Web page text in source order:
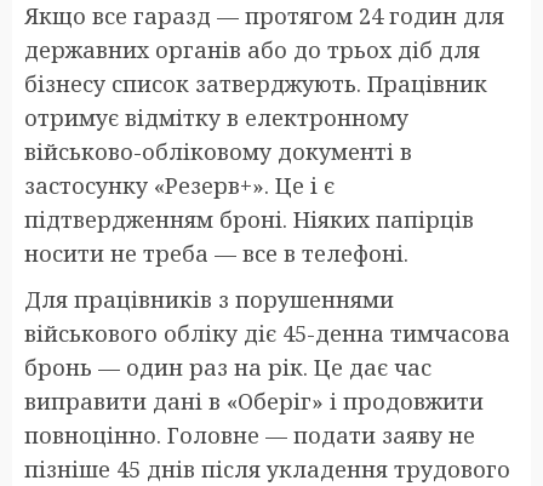
Якщо все гаразд — протягом 24 годин для
державних органів або до трьох діб для
бізнесу список затверджують. Працівник
отримує відмітку в електронному
військово-обліковому документі в
застосунку «Резерв+». Це і є
підтвердженням броні. Ніяких папірців
носити не треба — все в телефоні.
Для працівників з порушеннями
військового обліку діє 45-денна тимчасова
бронь — один раз на рік. Це дає час
виправити дані в «Оберіг» і продовжити
повноцінно. Головне — подати заяву не
пізніше 45 днів після укладення трудового